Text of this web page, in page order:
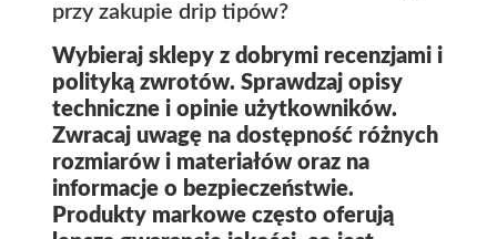
przy zakupie drip tipów?
Wybieraj sklepy z dobrymi recenzjami i
polityką zwrotów. Sprawdzaj opisy
techniczne i opinie użytkowników.
Zwracaj uwagę na dostępność różnych
rozmiarów i materiałów oraz na
informacje o bezpieczeństwie.
Produkty markowe często oferują